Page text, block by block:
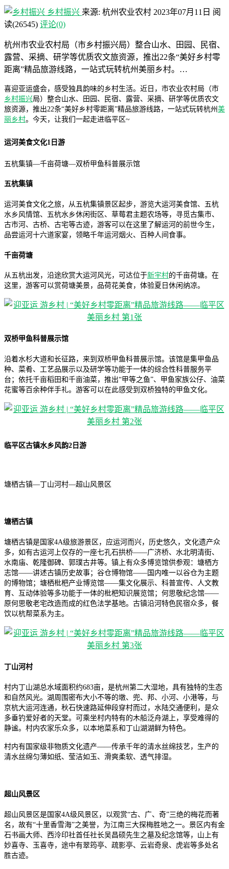
乡村振兴 来源: 杭州农业农村 2023年07月11日 阅
读(26545) 评论(0)
杭州市农业农村局（市乡村振兴局）整合山水、田园、民宿、
露营、采摘、研学等优质农文旅资源，推出22条“美好乡村零
距离”精品旅游线路，一站式玩转杭州美丽乡村。…
喜迎亚运盛会，感受独具韵味的乡村生活。近日，市农业农村局（市
乡村振兴局）整合山水、田园、民宿、露营、采摘、研学等优质农文
旅资源，推出22条“美好乡村零距离”精品旅游线路，一站式玩转杭州 美
丽乡村。今天，让我们一起走进临平区~
运河美食文化1日游
五杭集镇—千亩荷塘—双桥甲鱼科普展示馆
五杭集镇
运河美食文化之旅，从五杭集镇景区起步，游览大运河美食馆、五杭
水乡风情馆、五杭水乡休闲街区、草莓君主题农场等，寻觅古集市、
古市河、古桥、古宅等古迹，游客可以在这里了解运河的前世今生，
品尝运河十六道家宴，领略千年运河烟火、百种人间食事。
千亩荷塘
从五杭出发，沿途欣赏大运河风光，可达位于新宇村的千亩荷塘。在
这里，游客可以赏荷塘美景，品荷花美食，体验夏日休闲纳凉。
双桥甲鱼科普展示馆
沿着水杉大道和长征路，来到双桥甲鱼科普展示馆。该馆是集甲鱼品
种、菜肴、工艺品展示以及研学等功能于一体的综合性科普服务平
台；依托千亩稻田和千亩油菜，推出“甲等之鱼”、甲鱼家族公仔、油菜
花蜜等百余种伴手礼。游客可以在此感受到双桥独特的甲鱼文化。
临平区古镇水乡风韵2日游
塘栖古镇—丁山河村—超山风景区
塘栖古镇
塘栖古镇是国家4A级旅游景区，应运河而兴，历史悠久，文化遗产众
多，如有古运河上仅存的一座七孔石拱桥——广济桥、水北明清街、
水南庙、乾隆御碑、郭璞古井等。镇上有众多博览馆供参观：塘栖方
志馆——讲述古镇历史故事；谷仓博物馆——国内唯一以谷仓为主题
的博物馆；塘栖枇杷产业博览馆——集文化展示、科普宣传、人文教
育、互动体验等多功能于一体的枇杷知识展览馆；何思敬纪念馆——
原何思敬老宅改造而成的红色法学基地。古镇沿河特色民宿众多，餐
饮以杭帮菜系为主。
丁山河村
村内丁山湖总水域面积约683亩，是杭州第二大湿地，具有独特的生态
和自然风光。湖周围密布大小不等的墩、兜、邦、小河、小港等，与
京杭大运河连通，秋石快速路延伸段穿村而过，水陆交通便利，是众
多垂钓爱好者的天堂。可乘坐村内特有的木船泛舟湖上，享受难得的
静谧。村内农家乐众多，以本地菜系和丁山湖湖鲜为特色。
村内有国家级非物质文化遗产——传承千年的清水丝绵技艺，生产的
清水丝绵匀薄如纸、莹洁如玉、滑爽柔软、透气排湿。
超山风景区
超山风景区是国家4A级风景区，以观赏“古、广、奇”三绝的梅花而著
名，故有“十里香雪海”之美誉，为江南三大探梅胜地之一。景区内有金
石书画大师、西泠印社首任社长吴昌硕先生之墓及纪念馆等，山上有
妙喜寺、玉喜寺，途中有翠筠亭、疏影亭、云岩奇泉、虎岩等多处名
胜古迹。